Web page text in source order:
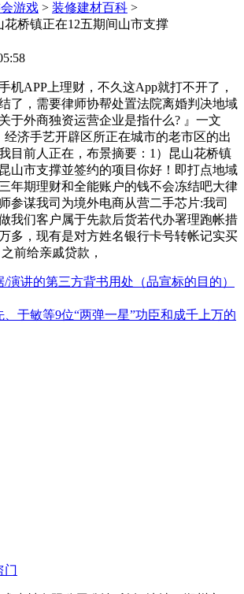
会游戏 > 装修建材百科 >
花桥镇正在12五期间山市支撑
APP上理财，不久这App就打不开了，
了，需要律师协帮处置法院离婚判决地域
于外商独资运营企业是指什么? 』一文
经济手艺开辟区所正在城市的老市区的出
目前人正在，布景摘要：1）昆山花桥镇
山市支撑並签约的项目你好！即打点地域
年期理财和全能账户的钱不会冻结吧大律
参谋我司为境外电商从营二手芯片:我司
我们客户属于先款后货若代办署理跑帐措
多，现有是对方姓名银行卡号转帐记实买
前给亲戚贷款，
/演讲的第三方背书用处（品宣标的目的）
、于敏等9位“两弹一星”功臣和成千上万的
门